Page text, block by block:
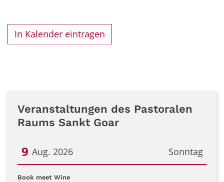
In Kalender eintragen
Veranstaltungen des Pastoralen
Raums Sankt Goar
Sonntag
9 Aug. 2026
Datum: 9. August 2026
Book meet Wine: